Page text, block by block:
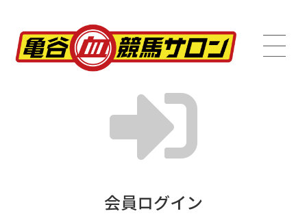
会員ログイン